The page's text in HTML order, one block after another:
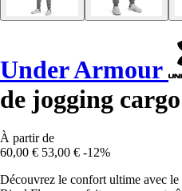
Under Armour
de jogging
À partir de
60,00 € 53,00 € -12%
Découvrez le confort ultime avec